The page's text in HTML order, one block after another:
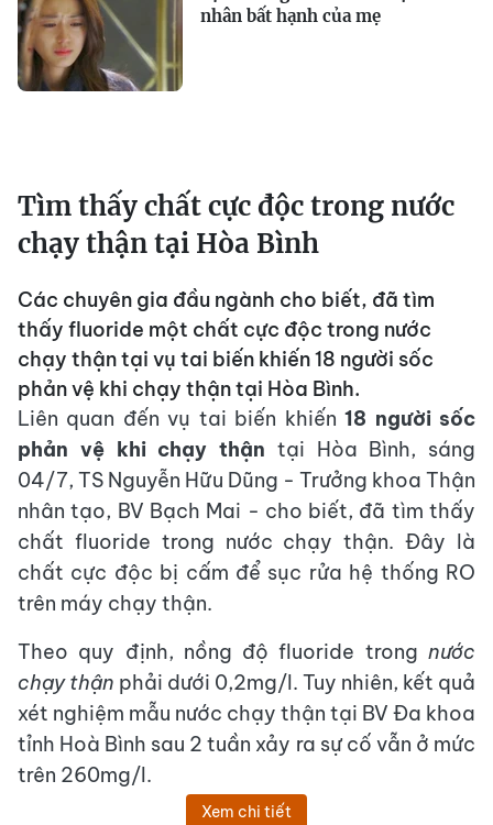
nhân bất hạnh của mẹ
Tìm thấy chất cực độc trong nước
chạy thận tại Hòa Bình
Các chuyên gia đầu ngành cho biết, đã tìm
thấy fluoride một chất cực độc trong nước
chạy thận tại vụ tai biến khiến 18 người sốc
phản vệ khi chạy thận tại Hòa Bình.
Liên quan đến vụ tai biến khiến18 người sốc
phản vệ khi chạy thận tại Hòa Bình, sáng
04/7, TS Nguyễn Hữu Dũng - Trưởng khoa Thận
nhân tạo, BV Bạch Mai - cho biết, đã tìm thấy
chất fluoride trong nước chạy thận. Đây là
chất cực độc bị cấm để sục rửa hệ thống RO
trên máy chạy thận.
Theo quy định, nồng độ fluoride trong nước
chạy thận phải dưới 0,2mg/l. Tuy nhiên, kết quả
xét nghiệm mẫu nước chạy thận tại BV Đa khoa
tỉnh Hoà Bình sau 2 tuần xảy ra sự cố vẫn ở mức
trên 260mg/l.
Xem chi tiết